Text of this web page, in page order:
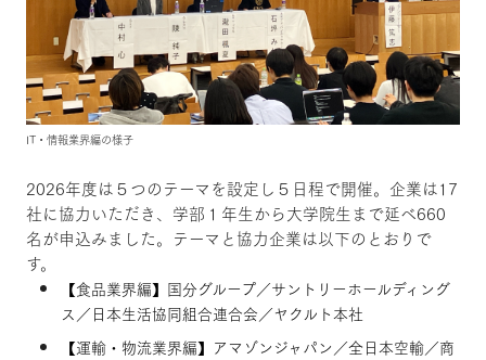
IT・情報業界編の様子
2026年度は５つのテーマを設定し５日程で開催。企業は17
社に協力いただき、学部１年生から大学院生まで延べ660
名が申込みました。テーマと協力企業は以下のとおりで
す。
【食品業界編】国分グループ／サントリーホールディング
ス／日本生活協同組合連合会／ヤクルト本社
【運輸・物流業界編】アマゾンジャパン／全日本空輸／商